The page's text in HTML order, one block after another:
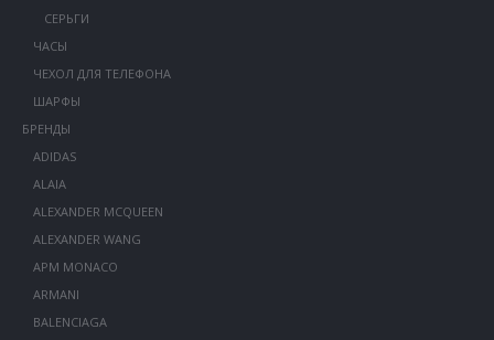
СЕРЬГИ
ЧАСЫ
ЧЕХОЛ ДЛЯ ТЕЛЕФОНА
ШАРФЫ
БРЕНДЫ
ADIDAS
ALAIA
ALEXANDER MCQUEEN
ALEXANDER WANG
APM MONACO
ARMANI
BALENCIAGA